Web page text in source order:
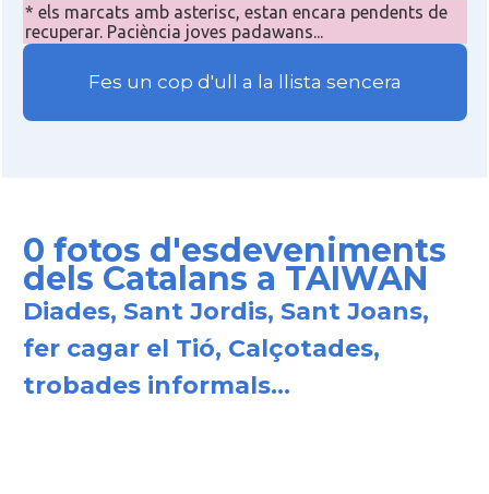
* els marcats amb asterisc, estan encara pendents de
recuperar. Paciència joves padawans...
Fes un cop d'ull a la llista sencera
0 fotos d'esdeveniments
dels Catalans a TAIWAN
Diades, Sant Jordis, Sant Joans,
fer cagar el Tió, Calçotades,
trobades informals...